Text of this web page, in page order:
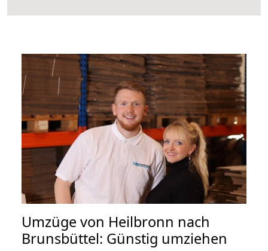
Umzüge von Heilbronn nach
Brunsbüttel: Günstig umziehen